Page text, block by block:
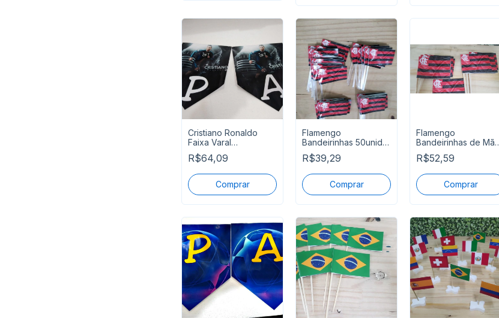
Cristiano Ronaldo
Faixa Varal
Personalizado Pronta
Entrega
R$64,09
Flamengo
Bandeirinhas 50unid
para Docinhos e
Salgadinho
R$39,29
Flamengo
Bandeirinhas de Mão
12 Unidades
R$52,59